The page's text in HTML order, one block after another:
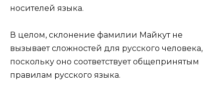
носителей языка.
В целом, склонение фамилии Майкут не
вызывает сложностей для русского человека,
поскольку оно соответствует общепринятым
правилам русского языка.